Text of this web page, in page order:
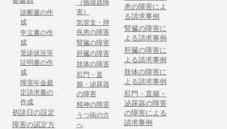
診断書の作
成
申立書の作
成
受診状況等
証明書の作
成
障害年金裁
定請求書の
作成
初診日の設定
障害の認定方
（循環器障
害）
気管支・肺
疾患の障害
腎臓の障害
肝臓の障害
肢体の障害
肛門・直
腸・泌尿器
の障害
精神の障害
うつ病の方
へ
患の障害によ
る請求事例
腎臓の障害に
よる請求事例
肝臓の障害に
よる請求事例
肢体の障害に
よる請求事例
肛門・直腸・
泌尿器の障害
の障害による
請求事例